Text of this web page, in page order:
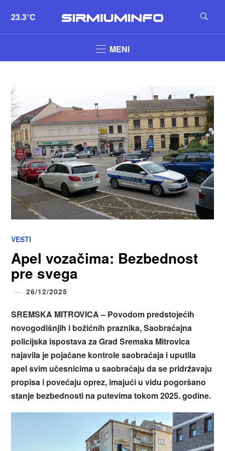
23.3°C
MENI
VESTI
Apel vozačima: Bezbednost
pre svega
26/12/2025
SREMSKA MITROVICA– Povodom predstojećih
novogodišnjih i božićnih praznika, Saobraćajna
policijska ispostava za Grad Sremska Mitrovica
najavila je pojačane kontrole saobraćaja i uputila
apel svim učesnicima u saobraćaju da se pridržavaju
propisa i povećaju oprez, imajući u vidu pogoršano
stanje bezbednosti na putevima tokom 2025. godine.